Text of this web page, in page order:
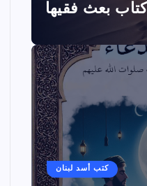
كتاب بعث فقيها
كتب أسد لبنان